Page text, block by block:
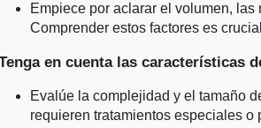
Empiece por aclarar el volumen,
Comprender estos factores es
en cuenta las características
Evalúe la complejidad y el tamaño
requieren tratamientos especiales